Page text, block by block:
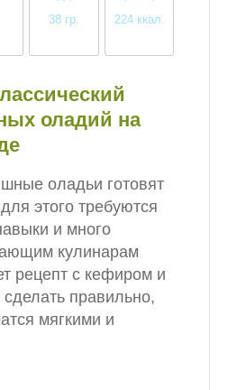
38 гр.
224 ккал.
оладий на
оладьи готовят
этого требуются
и много
кулинарам
рецепт с кефиром и
правильно,
мягкими и